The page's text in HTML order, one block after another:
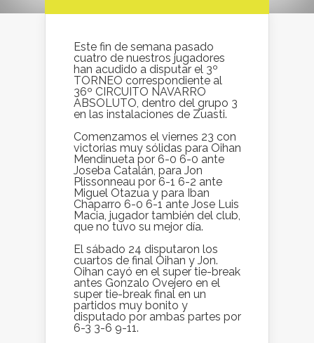
Este fin de semana pasado
cuatro de nuestros jugadores
han acudido a disputar el 3º
TORNEO correspondiente al
36º CIRCUITO NAVARRO
ABSOLUTO, dentro del grupo 3
en las instalaciones de Zuasti.
Comenzamos el viernes 23 con
victorias muy sólidas para Oihan
Mendinueta por 6-0 6-0 ante
Joseba Catalán, para Jon
Plissonneau por 6-1 6-2 ante
Miguel Otazua y para Iban
Chaparro 6-0 6-1 ante Jose Luis
Macia, jugador también del club,
que no tuvo su mejor día.
El sábado 24 disputaron los
cuartos de final Oihan y Jon.
Oihan cayó en el super tie-break
antes Gonzalo Ovejero en el
super tie-break final en un
partidos muy bonito y
disputado por ambas partes por
6-3 3-6 9-11.